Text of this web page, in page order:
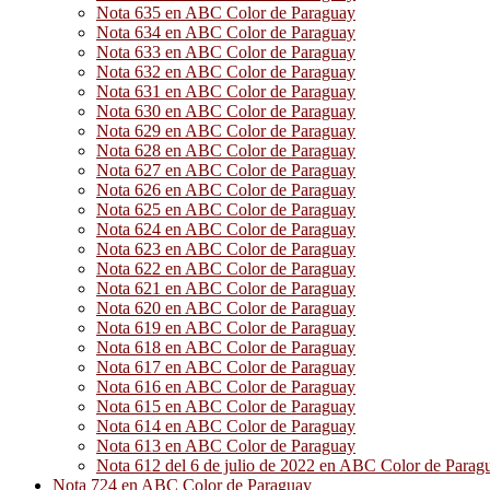
Nota 635 en ABC Color de Paraguay
Nota 634 en ABC Color de Paraguay
Nota 633 en ABC Color de Paraguay
Nota 632 en ABC Color de Paraguay
Nota 631 en ABC Color de Paraguay
Nota 630 en ABC Color de Paraguay
Nota 629 en ABC Color de Paraguay
Nota 628 en ABC Color de Paraguay
Nota 627 en ABC Color de Paraguay
Nota 626 en ABC Color de Paraguay
Nota 625 en ABC Color de Paraguay
Nota 624 en ABC Color de Paraguay
Nota 623 en ABC Color de Paraguay
Nota 622 en ABC Color de Paraguay
Nota 621 en ABC Color de Paraguay
Nota 620 en ABC Color de Paraguay
Nota 619 en ABC Color de Paraguay
Nota 618 en ABC Color de Paraguay
Nota 617 en ABC Color de Paraguay
Nota 616 en ABC Color de Paraguay
Nota 615 en ABC Color de Paraguay
Nota 614 en ABC Color de Paraguay
Nota 613 en ABC Color de Paraguay
Nota 612 del 6 de julio de 2022 en ABC Color de
Nota 724 en ABC Color de Paraguay